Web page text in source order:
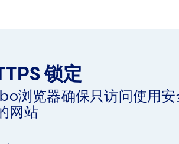
锁定
浏览器确保只访问使用安
网站